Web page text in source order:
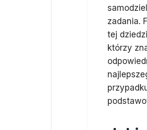
zadania.
tej
którzy